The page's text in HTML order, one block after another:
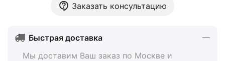
Заказать консультацию
Быстрая доставка
Мы доставим Ваш заказ по Москве и